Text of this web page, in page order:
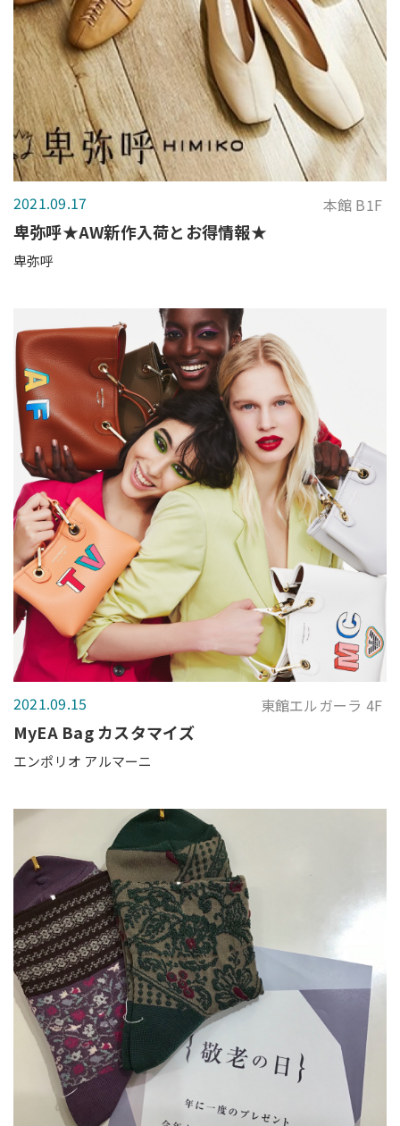
2021.09.17 本館 B1F
卑弥呼★AW新作入荷とお得情報★
卑弥呼
2021.09.15 東館エルガーラ 4F
MyEA Bag カスタマイズ
エンポリオ アルマーニ